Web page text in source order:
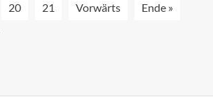
20 21 Vorwärts
Ende »